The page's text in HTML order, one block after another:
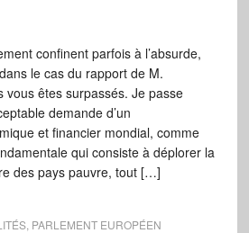
confinent parfois à l’absurde,
le cas du rapport de M.
vous êtes surpassés. Je passe
demande d’un
et financier mondial, comme
qui consiste à déplorer la
des pays pauvre, tout […]
, PARLEMENT EUROPÉEN